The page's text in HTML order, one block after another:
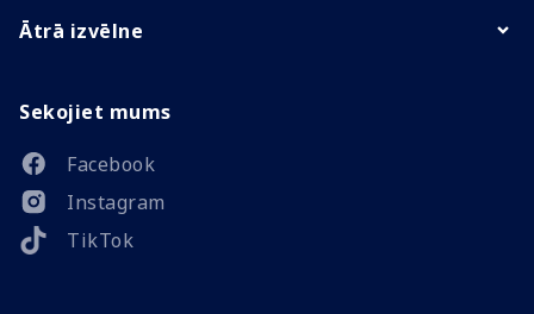
Ātrā izvēlne
Sekojiet mums
Facebook
Instagram
TikTok